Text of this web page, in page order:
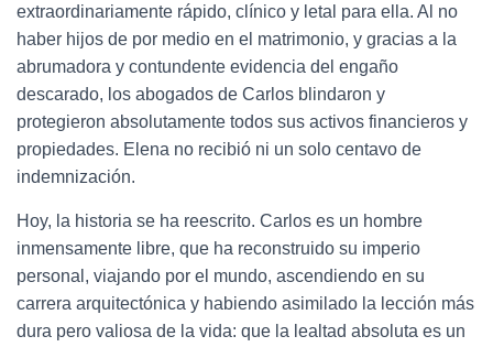
extraordinariamente rápido, clínico y letal para ella. Al no
haber hijos de por medio en el matrimonio, y gracias a la
abrumadora y contundente evidencia del engaño
descarado, los abogados de Carlos blindaron y
protegieron absolutamente todos sus activos financieros y
propiedades. Elena no recibió ni un solo centavo de
indemnización.
Hoy, la historia se ha reescrito. Carlos es un hombre
inmensamente libre, que ha reconstruido su imperio
personal, viajando por el mundo, ascendiendo en su
carrera arquitectónica y habiendo asimilado la lección más
dura pero valiosa de la vida: que la lealtad absoluta es un